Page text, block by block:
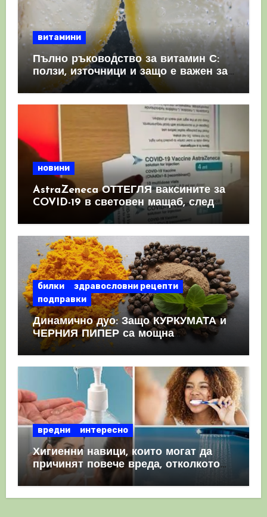
витамини
Пълно ръководство за витамин С:
ползи, източници и защо е важен за
имунната система
новини
AstraZeneca ОТТЕГЛЯ ваксините за
COVID-19 в световен мащаб, след
като призна, че те причиняват
билки
здравословни рецепти
подправки
Динамично дуо: Защо КУРКУМАТА и
ЧЕРНИЯ ПИПЕР са мощна
комбинация
вредни интересно
Хигиенни навици, които могат да
причинят повече вреда, отколкото
полза